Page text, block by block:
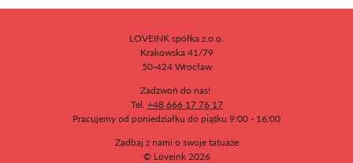
LOVEINK spółka z.o.o.
Krakowska 41/79
50-424 Wrocław
Zadzwoń do nas!
Tel. +48 666 17 76 17
Pracujemy od poniedziałku do piątku 9:00 - 16:00
Zadbaj z nami o swoje tatuaże
© Loveink 2026